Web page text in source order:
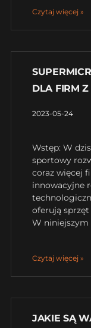
Czytaj więcej »
DLA FIRM
2023-05-24
Wstęp: W
sportowy
coraz więcej
innowacyjne
oferują
W
Czytaj więcej »
JAKIE SĄ